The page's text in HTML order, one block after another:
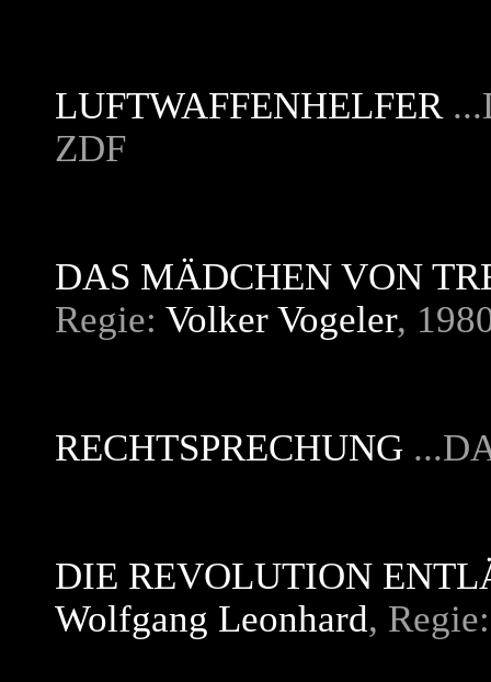
LUFTWAFFENHELFER
ZDF
DAS MÄDCHEN VON
Regie: Volker Vogeler,
RECHTSPRECHUNG
DIE REVOLUTION
Wolfgang Leonhard,